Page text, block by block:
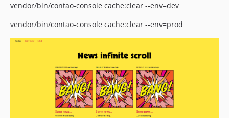
vendor/bin/contao-console cache:clear --env=dev
vendor/bin/contao-console cache:clear --env=prod